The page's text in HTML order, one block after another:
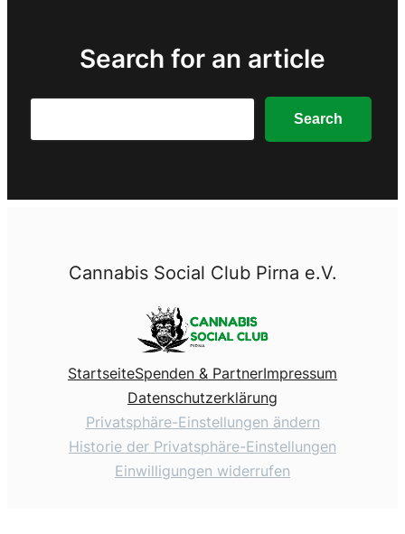
Search for an article
Search
Cannabis Social Club Pirna e.V.
StartseiteSpenden & PartnerImpressum
Datenschutzerklärung
Privatsphäre-Einstellungen ändern
Historie der Privatsphäre-Einstellungen
Einwilligungen widerrufen